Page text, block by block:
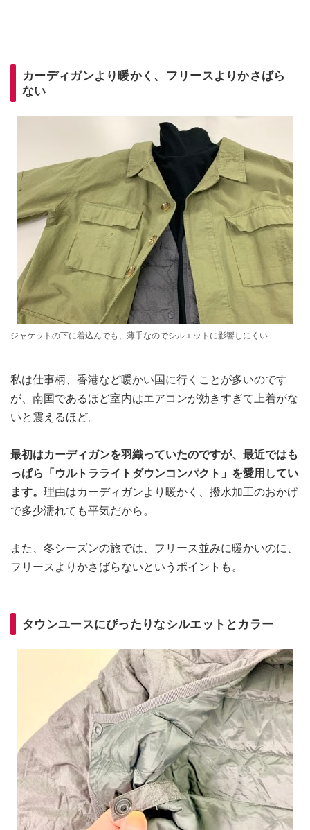
カーディガンより暖かく、フリースよりかさばら
ない
ジャケットの下に着込んでも、薄手なのでシルエットに影響しにくい
私は仕事柄、香港など暖かい国に行くことが多いのです
が、南国であるほど室内はエアコンが効きすぎて上着がな
いと震えるほど。
最初はカーディガンを羽織っていたのですが、最近ではも
っぱら「ウルトラライトダウンコンパクト」を愛用してい
ます。 理由はカーディガンより暖かく、撥水加工のおかげ
で多少濡れても平気だから。
また、冬シーズンの旅では、フリース並みに暖かいのに、
フリースよりかさばらないというポイントも。
タウンユースにぴったりなシルエットとカラー